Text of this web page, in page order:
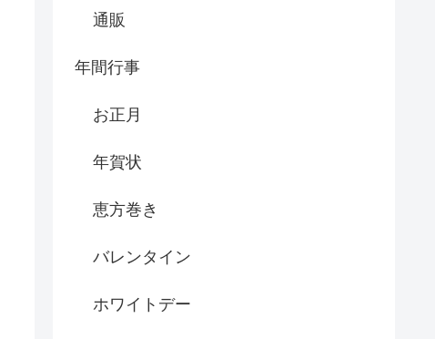
通販
年間行事
お正月
年賀状
恵方巻き
バレンタイン
ホワイトデー